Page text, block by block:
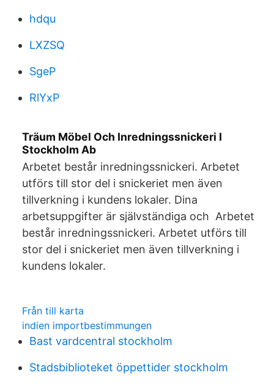
hdqu
LXZSQ
SgeP
RlYxP
Träum Möbel Och Inredningssnickeri I
Stockholm Ab
Arbetet består inredningssnickeri. Arbetet
utförs till stor del i snickeriet men även
tillverkning i kundens lokaler. Dina
arbetsuppgifter är självständiga och Arbetet
består inredningssnickeri. Arbetet utförs till
stor del i snickeriet men även tillverkning i
kundens lokaler.
Från till karta
indien importbestimmungen
Bast vardcentral stockholm
Stadsbiblioteket öppettider stockholm